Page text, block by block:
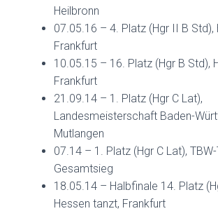
Heilbronn
07.05.16 – 4. Platz (Hgr II B Std),
Frankfurt
10.05.15 – 16. Platz (Hgr B Std),
Frankfurt
21.09.14 – 1. Platz (Hgr C Lat),
Landesmeisterschaft Baden-
Mutlangen
07.14 – 1. Platz (Hgr C Lat),
Gesamtsieg
18.05.14 – Halbfinale 14. Platz
Hessen tanzt, Frankfurt